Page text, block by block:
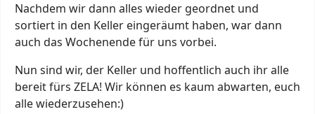
Nachdem wir dann alles wieder geordnet und
sortiert in den Keller eingeräumt haben, war dann
auch das Wochenende für uns vorbei.
Nun sind wir, der Keller und hoffentlich auch ihr alle
bereit fürs ZELA! Wir können es kaum abwarten, euch
alle wiederzusehen:)